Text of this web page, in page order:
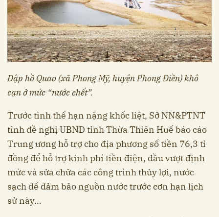
Đập hồ Quao (xã Phong Mỹ, huyện Phong Điền) khô
cạn ở mức “nước chết”.
Trước tình thế hạn nặng khốc liệt, Sở NN&PTNT
tỉnh đề nghị UBND tỉnh Thừa Thiên Huế báo cáo
Trung ương hỗ trợ cho địa phương số tiền 76,3 tỉ
đồng để hỗ trợ kinh phí tiền điện, dầu vượt định
mức và sửa chữa các công trình thủy lợi, nước
sạch để đảm bảo nguồn nước trước cơn hạn lịch
sử này…